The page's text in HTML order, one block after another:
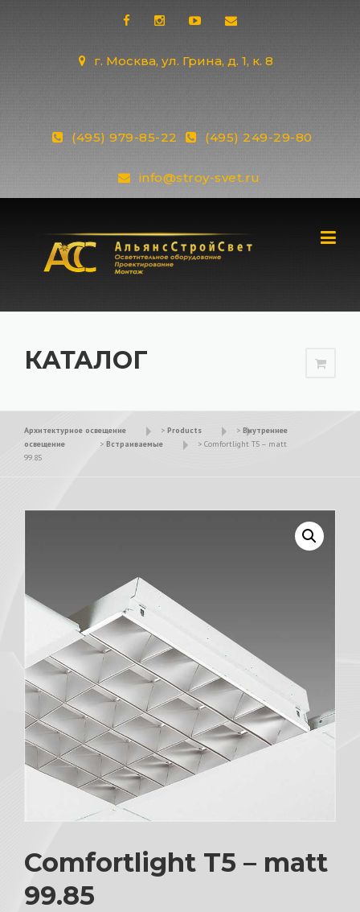
г. Москва, ул. Грина, д. 1, к. 8
(495) 979-85-22 (495) 249-29-80
info@stroy-svet.ru
КАТАЛОГ
Архитектурное освещение > Products > Внутреннее
освещение
> Встраиваемые > Comfortlight T5 – matt
99.85
Comfortlight T5 – matt
99.85